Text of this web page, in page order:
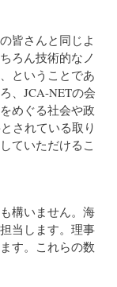
皆さんと同じよ
ろん技術的なノ
ということであ
、JCA-NETの会
めぐる社会や政
されている取り
ていただけるこ
構いません。海
当します。理事
す。これらの数